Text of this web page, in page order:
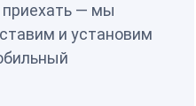
— мы
и установим